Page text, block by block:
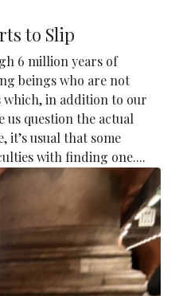
to Slip
6 million years of
beings who are not
in addition to our
us question the actual
it’s usual that some
with finding one....